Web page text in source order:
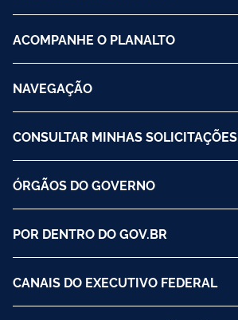
ACOMPANHE O PLANALTO
NAVEGAÇÃO
CONSULTAR MINHAS SOLICITAÇÕES
ÓRGÃOS DO GOVERNO
POR DENTRO DO GOV.BR
CANAIS DO EXECUTIVO FEDERAL